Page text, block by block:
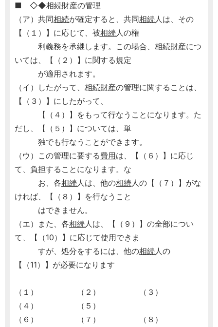
■ ◇◆相続財産の管理
（ア）共同相続が確定すると、共同相続人は、その
【（１）】に応じて、被相続人の権
利義務を承継します。この場合、 相続財産につ
いては、【（２）】に関する規定
が適用されます。
（イ）したがって、 相続財産の管理に関することは、
【（３）】にしたがって、
【（４）】をもって行なうことになります。た
だし、【（５）】については、単
独でも行なうことができます。
（ウ）この管理に要する費用は、【（６）】に応じ
て、負担することになります。な
お、各相続人は、他の相続人の【（７）】がな
ければ、【（８）】を行なうこと
はできません。
（エ）また、各相続人は、【（９）】の全部につい
て、【（10）】に応じて使用できま
すが、処分をするには、他の相続人の
【（11）】が必要になります
（１） （２） （３）
（４） （５）
（６） （７） （８）